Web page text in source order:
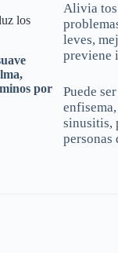
los
por
Alivia tos
leves,
previene
Puede
sinusitis,
personas